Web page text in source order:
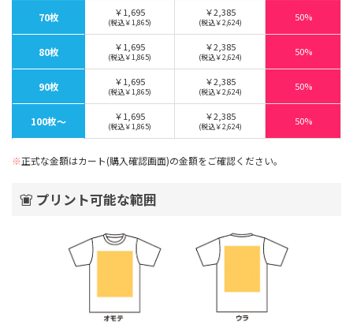
70枚 ￥1,695
(税込￥1,865)
￥2,385
(税込￥2,624) 50%
80枚 ￥1,695
(税込￥1,865)
￥2,385
(税込￥2,624) 50%
90枚 ￥1,695
(税込￥1,865)
￥2,385
(税込￥2,624) 50%
100枚〜 ￥1,695
(税込￥1,865)
￥2,385
(税込￥2,624) 50%
※正式な金額はカート(購入確認画面)の金額をご確認ください。
プリント可能な範囲